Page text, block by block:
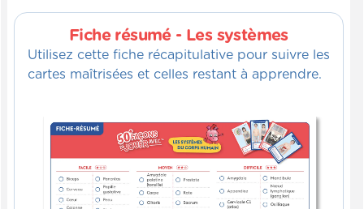
Fiche résumé - Les systèmes
Utilisez cette fiche récapitulative pour suivre les
cartes maîtrisées et celles restant à apprendre.